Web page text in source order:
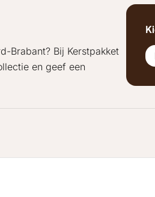
Brabant? Bij Kerstpakket
en geef een